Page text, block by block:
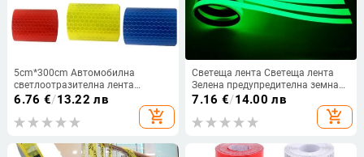
5cm*300cm Автомобилна
светлоотразителна лента
Предупреждение за безопасност
Стикер за декорация на кола
Рефлектор Защитна лента Лента
мотоциклети
6.76 €/13.22 лв
add_shopping_cart
Светеща лента Светеща лента
Зелена предупредителна земна
светлина Стикер за съхранение
на стълби против плъзгане
Светлоотразителна
7.16 €/14.00 лв
add_shopping_cart